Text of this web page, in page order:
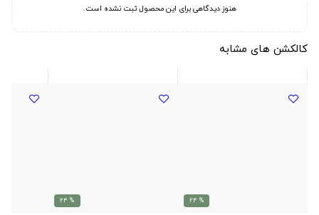
هنوز دیدگاهی برای این محصول ثبت نشده است.
کالکشن های مشابه
% 24
% 24